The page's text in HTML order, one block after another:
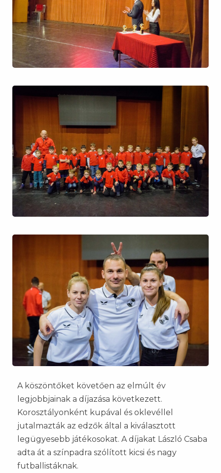
A köszöntőket követően az elmúlt év
legjobbjainak a díjazása következett.
Korosztályonként kupával és oklevéllel
jutalmazták az edzők által a kiválasztott
legügyesebb játékosokat. A díjakat László Csaba
adta át a színpadra szólított kicsi és nagy
futballistáknak.